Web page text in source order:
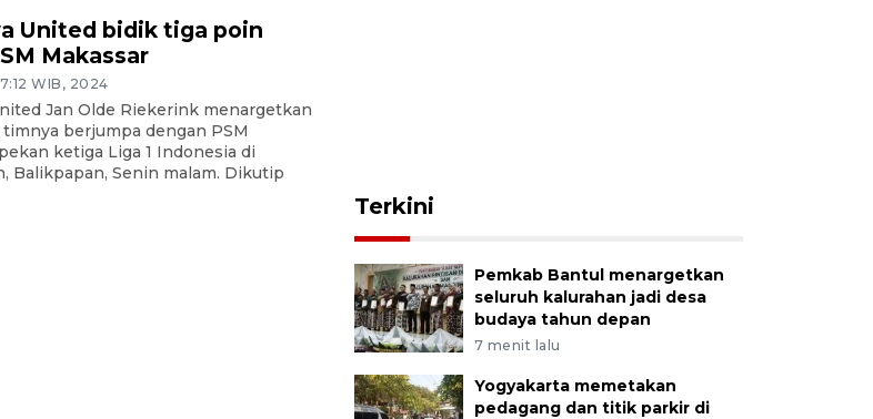
United bidik tiga poin
Makassar
WIB, 2024
Jan Olde Riekerink menargetkan
berjumpa dengan PSM
ketiga Liga 1 Indonesia di
Balikpapan, Senin malam. Dikutip
Terkini
Pemkab Bantul menargetkan
seluruh kalurahan jadi desa
budaya tahun depan
7 menit lalu
Yogyakarta memetakan
pedagang dan titik parkir di